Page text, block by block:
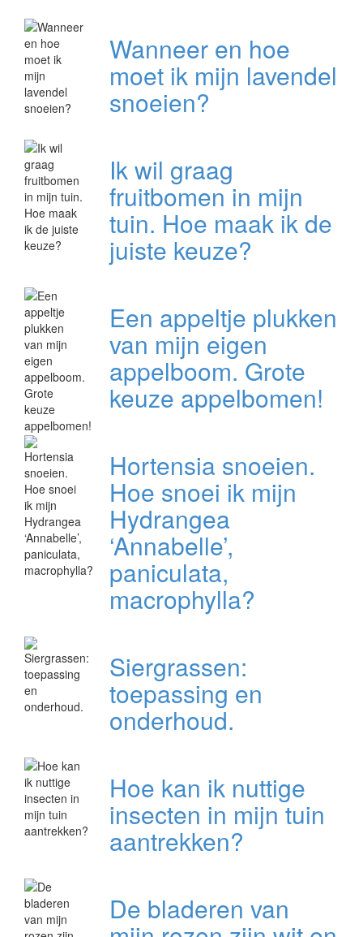
Wanneer en hoe
moet ik mijn lavendel
snoeien?
Ik wil graag
fruitbomen in mijn
tuin. Hoe maak ik de
juiste keuze?
Een appeltje plukken
van mijn eigen
appelboom. Grote
keuze appelbomen!
Hortensia snoeien.
Hoe snoei ik mijn
Hydrangea
‘Annabelle’,
paniculata,
macrophylla?
Siergrassen:
toepassing en
onderhoud.
Hoe kan ik nuttige
insecten in mijn tuin
aantrekken?
De bladeren van